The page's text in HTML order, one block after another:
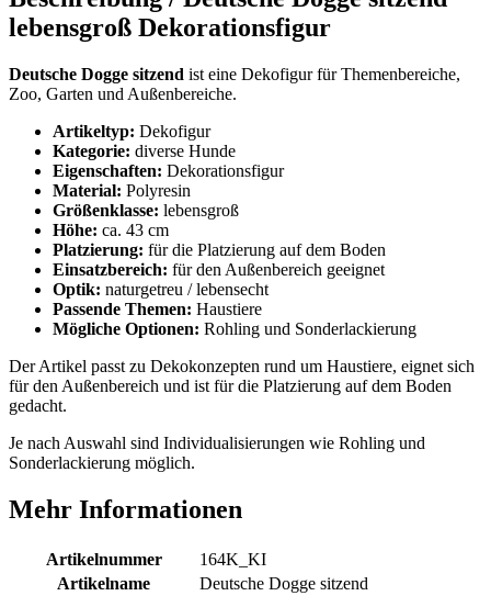
lebensgroß Dekorationsfigur
Deutsche Dogge sitzend ist eine Dekofigur für Themenbereiche,
Zoo, Garten und Außenbereiche.
Artikeltyp: Dekofigur
Kategorie: diverse Hunde
Eigenschaften: Dekorationsfigur
Material: Polyresin
Größenklasse: lebensgroß
Höhe: ca. 43 cm
Platzierung: für die Platzierung auf dem Boden
Einsatzbereich: für den Außenbereich geeignet
Optik: naturgetreu / lebensecht
Passende Themen: Haustiere
Mögliche Optionen: Rohling und Sonderlackierung
Der Artikel passt zu Dekokonzepten rund um Haustiere, eignet sich
für den Außenbereich und ist für die Platzierung auf dem Boden
gedacht.
Je nach Auswahl sind Individualisierungen wie Rohling und
Sonderlackierung möglich.
Mehr Informationen
Artikelnummer
164K_KI
Artikelname
Deutsche Dogge sitzend